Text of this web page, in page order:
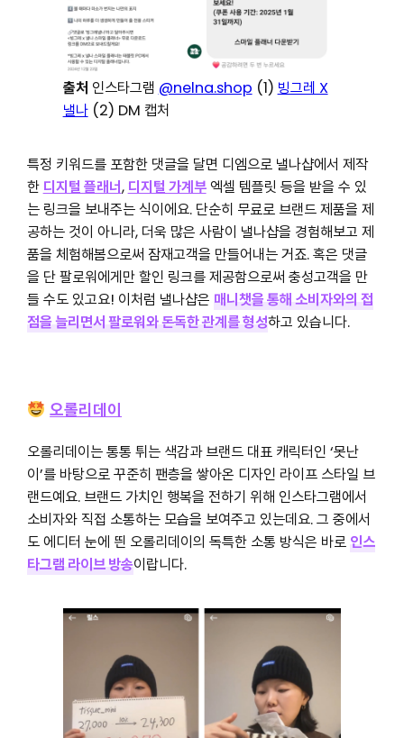
출처 인스타그램 @nelna.shop (1) 빙그레 X
낼나(2) DM 캡처
특정 키워드를 포함한 댓글을 달면 디엠으로 낼나샵에서 제작
한 디지털 플래너, 디지털 가계부엑셀 템플릿 등을 받을 수 있
는 링크을 보내주는 식이에요. 단순히 무료로 브랜드 제품을 제
공하는 것이 아니라, 더욱 많은 사람이 낼나샵을 경험해보고 제
품을 체험해봄으로써 잠재고객을 만들어내는 거죠. 혹은 댓글
을 단 팔로워에게만 할인 링크를 제공함으로써 충성고객을 만
들 수도 있고요! 이처럼 낼나샵은 매니챗을 통해 소비자와의 접
점을 늘리면서 팔로워와 돈독한 관계를 형성하고 있습니다.
오롤리데이
오롤리데이는 통통 튀는 색감과 브랜드 대표 캐릭터인 ‘못난
이’를 바탕으로 꾸준히 팬층을 쌓아온 디자인 라이프 스타일 브
랜드예요. 브랜드 가치인 행복을 전하기 위해 인스타그램에서
소비자와 직접 소통하는 모습을 보여주고 있는데요. 그 중에서
도 에디터 눈에 띈 오롤리데이의 독특한 소통 방식은 바로인스
타그램 라이브 방송이랍니다.